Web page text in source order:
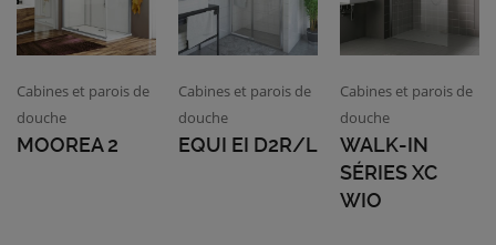
Cabines et parois de
douche
MOOREA 2
Cabines et parois de
douche
EQUI EI D2R/L
Cabines et parois de
douche
WALK-IN
SÉRIES XC
WIO